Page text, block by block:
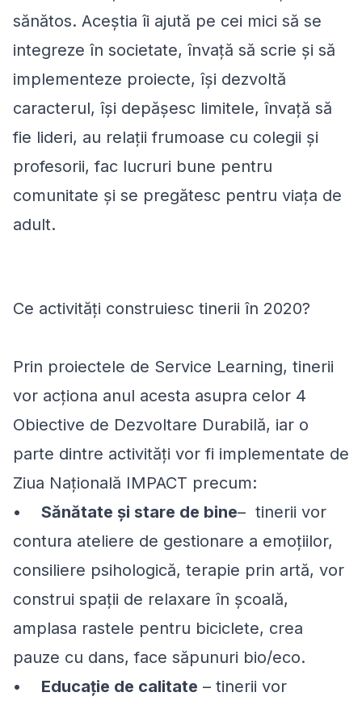
sănătos. Aceștia îi ajută pe cei mici să se
integreze în societate, învaţă să scrie şi să
implementeze proiecte, își dezvoltă
caracterul, își depăşesc limitele, învață să
fie lideri, au relaţii frumoase cu colegii şi
profesorii, fac lucruri bune pentru
comunitate și se pregătesc pentru viaţa de
adult.
Ce activități construiesc tinerii în 2020?
Prin proiectele de Service Learning, tinerii
vor acționa anul acesta asupra celor 4
Obiective de Dezvoltare Durabilă, iar o
parte dintre activități vor fi implementate de
Ziua Națională IMPACT precum:
• Sănătate și stare de bine– tinerii vor
contura ateliere de gestionare a emoțiilor,
consiliere psihologică, terapie prin artă, vor
construi spații de relaxare în școală,
amplasa rastele pentru biciclete, crea
pauze cu dans, face săpunuri bio/eco.
• Educație de calitate – tinerii vor